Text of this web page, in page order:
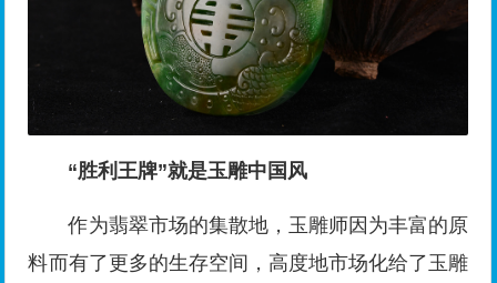
“胜利王牌”就是玉雕中国风
作为翡翠市场的集散地，玉雕师因为丰富的原
料而有了更多的生存空间，高度地市场化给了玉雕